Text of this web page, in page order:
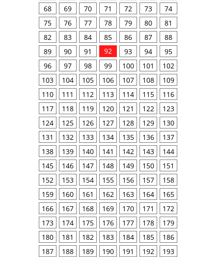
68
69 70 71 72 73
74
75
76 77 78 79 80
81
82
83 84 85 86 87
88
89
90 91 92 93 94
95
96
97 98 99 100 101
102
103
104 105 106 107 108
109
110
111 112 113 114 115
116
117
118 119 120 121 122
123
124
125 126 127 128 129
130
131
132 133 134 135 136
137
138
139 140 141 142 143
144
145
146 147 148 149 150
151
152
153 154 155 156 157
158
159
160 161 162 163 164
165
166
167 168 169 170 171
172
173
174 175 176 177 178
179
180
181 182 183 184 185
186
187
188 189 190 191 192
193